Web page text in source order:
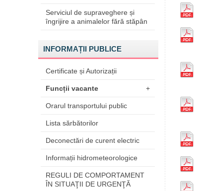
Serviciul de supraveghere și
îngrijire a animalelor fără stăpân
INFORMAȚII PUBLICE
Certificate și Autorizații
Funcții vacante +
Orarul transportului public
Lista sărbătorilor
Deconectări de curent electric
Informații hidrometeorologice
REGULI DE COMPORTAMENT
ÎN SITUAŢII DE URGENŢĂ